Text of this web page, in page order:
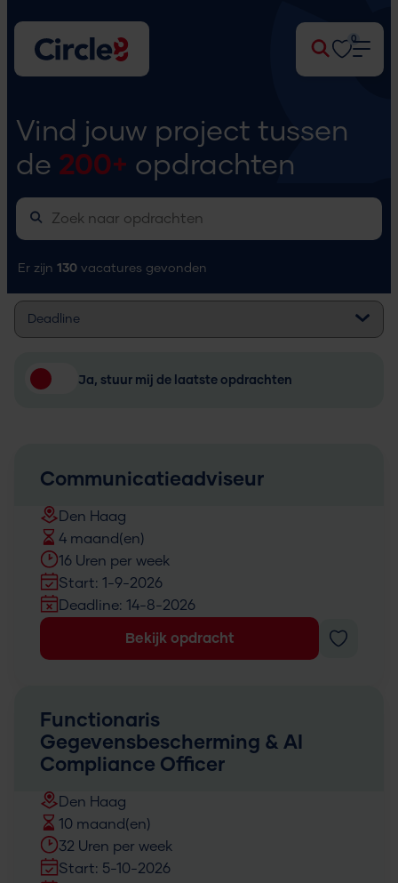
0
Vind jouw project tussen
de 200+ opdrachten
Er zijn 130 vacatures gevonden
Ja, stuur mij de laatste opdrachten
Communicatieadviseur
Den Haag
4 maand(en)
16 Uren per week
Start: 1-9-2026
Deadline: 14-8-2026
Bekijk opdracht
Functionaris
Gegevensbescherming & AI
Compliance Officer
Den Haag
10 maand(en)
32 Uren per week
Start: 5-10-2026